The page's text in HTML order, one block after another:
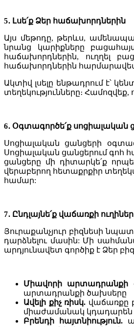
5․ Լսե՛ք Ձեր հաճախորդներին
Այս մեթոդը, թերևս,
նրանց կարիքները
հաճախորդներին, ուղղել
հաճախորդներին հարմարավետ
Ակտիվ լսելը ենթադրում է՝
տեղեկությունները։
6․ Օգտագործե՛ք սոցիալական
Սոցիալական ցանցերի
Սոցիալական ցանցերում գոհ
ցանցերը մի դիտարկե՛ք
վերաբերող հետաքրքիր
համար:
7․ Ընդլայնե՛ք վաճառքի
Յուրաքանչյուր բիզնեսի
դարձնելու մասին: Մի
արդյունավետ գործիք է Ձեր
Միավորի արտադրանքի
արտադրանքի ծախսերը
Ավելի քիչ ռիսկ. վաճառքը
միաժամանակ կդադարեն
Բրենդի հայտնիություն.